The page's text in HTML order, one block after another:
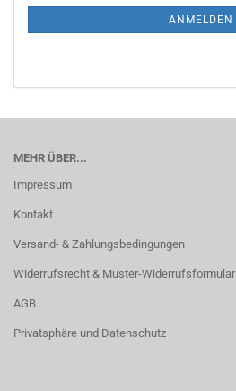
ANMELDEN
MEHR ÜBER...
Impressum
Kontakt
Versand- & Zahlungsbedingungen
Widerrufsrecht & Muster-Widerrufsformular
AGB
Privatsphäre und Datenschutz